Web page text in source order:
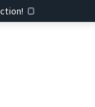
🍞